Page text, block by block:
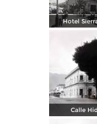
Hotel
Calle